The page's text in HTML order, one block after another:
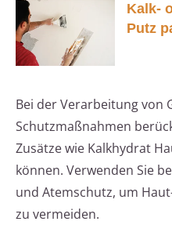
Kalk-
Putz
Bei der Verarbeitung von
Schutzmaßnahmen
Zusätze wie Kalkhydrat
können. Verwenden Sie
und Atemschutz, um
zu vermeiden.